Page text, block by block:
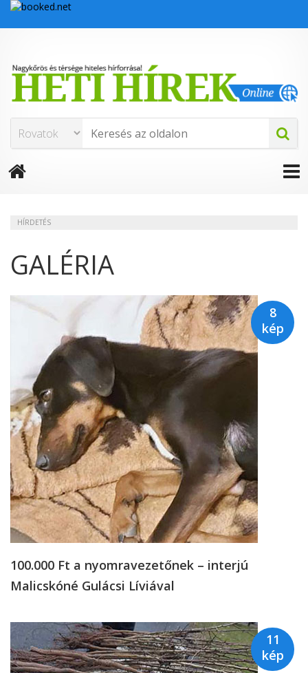
HÍRDETÉS
GALÉRIA
100.000 Ft a nyomravezetőnek – interjú
Malicskóné Gulácsi Líviával
8
kép
11
kép